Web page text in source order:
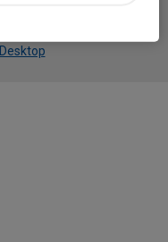
Desktop